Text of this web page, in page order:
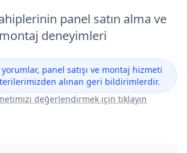
panel satın alma ve
montaj deneyimleri
panel satışı ve montaj hizmeti
alınan geri bildirimlerdir.
değerlendirmek için tıklayın